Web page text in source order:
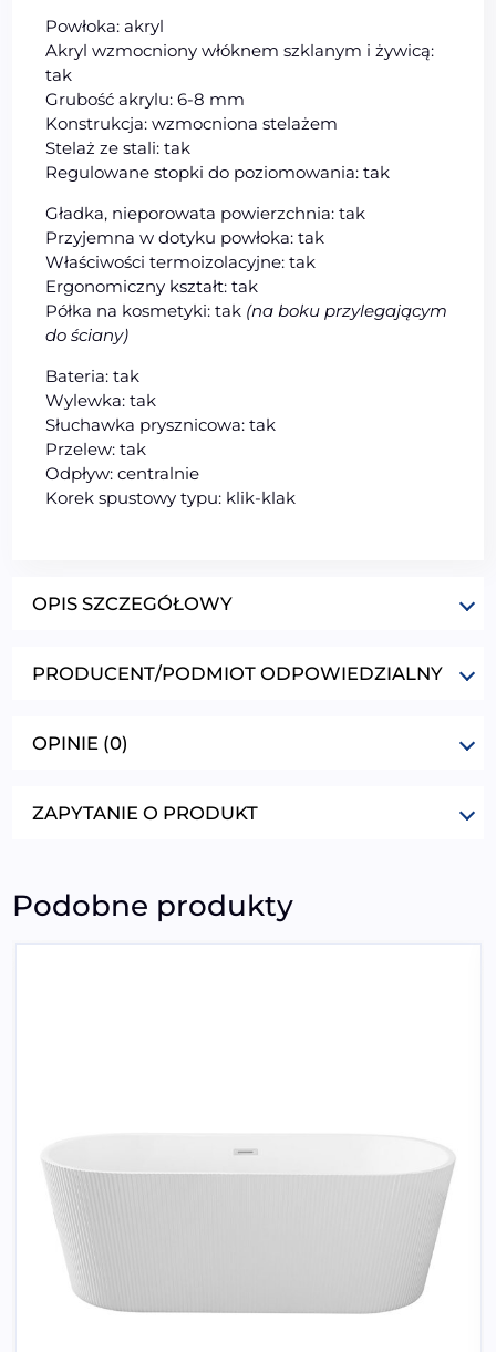
Powłoka: akryl
Akryl wzmocniony włóknem szklanym i żywicą:
tak
Grubość akrylu: 6-8 mm
Konstrukcja: wzmocniona stelażem
Stelaż ze stali: tak
Regulowane stopki do poziomowania: tak
Gładka, nieporowata powierzchnia: tak
Przyjemna w dotyku powłoka: tak
Właściwości termoizolacyjne: tak
Ergonomiczny kształt: tak
Półka na kosmetyki: tak (na boku przylegającym
do ściany)
Bateria: tak
Wylewka: tak
Słuchawka prysznicowa: tak
Przelew: tak
Odpływ: centralnie
Korek spustowy typu: klik-klak
OPIS SZCZEGÓŁOWY
PRODUCENT/PODMIOT ODPOWIEDZIALNY
OPINIE (0)
ZAPYTANIE O PRODUKT
Podobne produkty